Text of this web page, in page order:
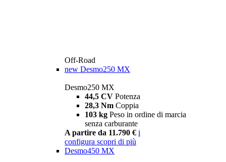
Off-Road
new Desmo250 MX
Desmo250 MX
44,5 CV Potenza
28,3 Nm Coppia
103 kg Peso in ordine di marcia
senza carburante
A partire da 11.790 € i
configura scopri di più
Desmo450 MX